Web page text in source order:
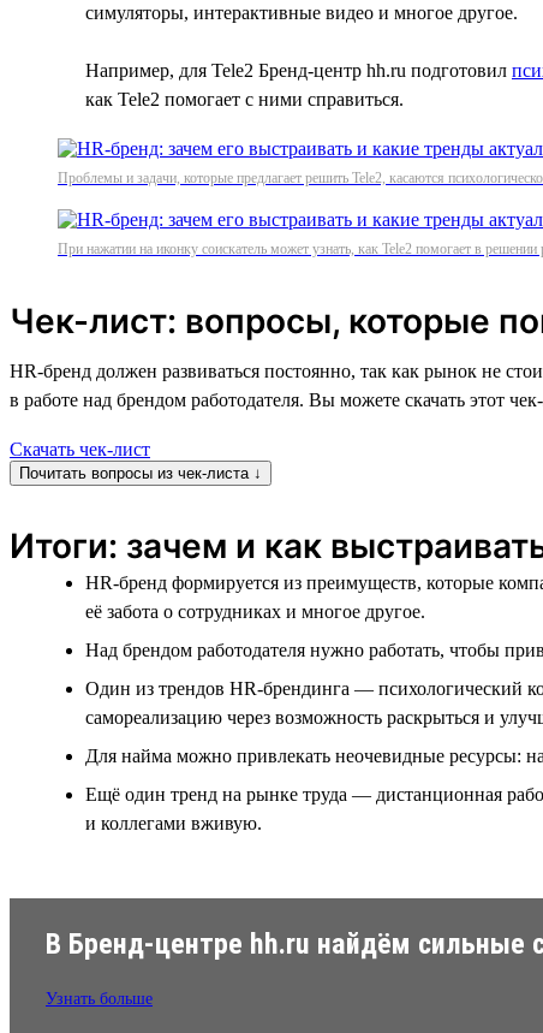
симуляторы, интерактивные видео и многое другое.
Например, для Tele2 Бренд-центр hh.ru подготовил
как Tele2 помогает с ними справиться.
Проблемы и задачи, которые предлагает решить Tele2, касаются
При нажатии на иконку соискатель может узнать, как Tele2 помогает в
Чек-лист: вопросы, которые
HR-бренд должен развиваться постоянно, так как рынок не
в работе над брендом работодателя. Вы можете скачать этот
Скачать чек-лист
Почитать вопросы из чек-листа ↓
Итоги: зачем и как
HR-бренд формируется из преимуществ, которые
её забота о сотрудниках и многое другое.
Над брендом работодателя нужно работать, чтобы
Один из трендов HR-брендинга — психологический
самореализацию через возможность раскрыться и
Для найма можно привлекать неочевидные ресурсы:
Ещё один тренд на рынке труда — дистанционная
и коллегами вживую.
В Бренд-центре hh.ru найдём сильные
Узнать больше